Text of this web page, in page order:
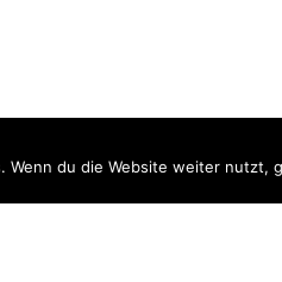
Wenn du die Website weiter nutzt,